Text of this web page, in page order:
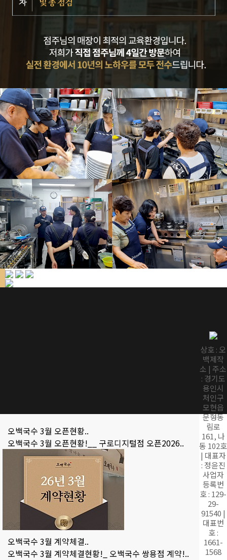
오백국수 3월 오픈현황..
오백국수 3월 오픈현황!__ 구로디지털점 오픈2026..
오백국수 3월 계약체결..
오백국수 3월 계약체결현황!_ 오백국수 쌍용점 계약!..
상호 : 오
백제작
소 | 주소
: 경기도
용인시
처인구
모현읍
문형동
림로
161, 나
동 102호
| 대표자
: 정윤진
사업자
등록번
호 : 129-
29-
91540 |
대표번
호 :
1661-
1568